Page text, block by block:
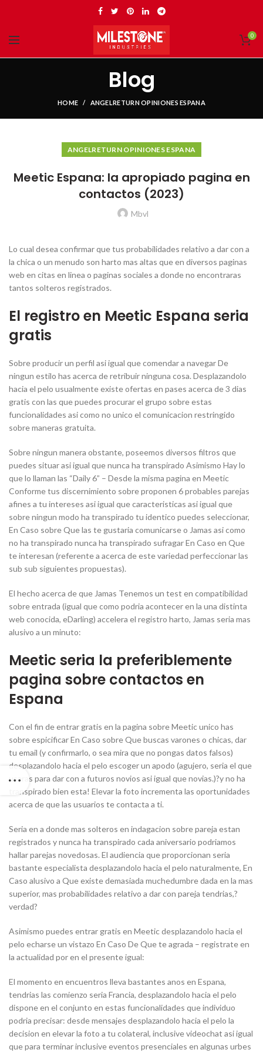
0
Blog
HOME ANGELRETURN OPINIONES ESPANA
ANGELRETURN OPINIONES ESPANA
Meetic Espana: la apropiado pagina en
contactos (2023)
Mbvl
Lo cual desea confirmar que tus probabilidades relativo a dar con a
la chica o un menudo son harto mas altas que en diversos paginas
web en citas en linea o paginas sociales a donde no encontraras
tantos solteros registrados.
El registro en Meetic Espana seria
gratis
Sobre producir un perfil asi igual que comendar a navegar De
ningun estilo has acerca de retribuir ninguna cosa. Desplazandolo
hacia el pelo usualmente existe ofertas en pases acerca de 3 dias
gratis con las que puedes procurar el grupo sobre estas
funcionalidades asi como no unico el comunicacion restringido
sobre maneras gratuita.
Sobre ningun manera obstante, poseemos diversos filtros que
puedes situar asi igual que nunca ha transpirado Asimismo Hay lo
que lo llaman las “Daily 6” – Desde la misma pagina en Meetic
Conforme tus discernimiento sobre proponen 6 probables parejas
afines a tu intereses asi igual que caracteristicas asi igual que
sobre ningun modo ha transpirado tu identico puedes seleccionar,
En Caso sobre Que las te gustaria comunicarse o Jamas asi como
no ha transpirado nunca ha transpirado sufragar En Caso en Que
te interesan (referente a acerca de este variedad perfeccionar las
sub sub siguientes propuestas).
El hecho acerca de que Jamas Tenemos un test en compatibilidad
sobre entrada (igual que como podria acontecer en la una distinta
web conocida, eDarling) accelera el registro harto, Jamas seri­a mas
alusivo a un minuto:
Meetic seria la preferiblemente
pagina sobre contactos en
Espana
Con el fin de entrar gratis en la pagina sobre Meetic unico has
sobre espicificar En Caso sobre Que buscas varones o chicas, dar
tu email (y confirmarlo, o sea mira que no pongas datos falsos)
desplazandolo hacia el pelo escoger un apodo (agujero, seria el que
usaras para dar con a futuros novios asi igual que novias.)?y no ha
transpirado bien esta! Elevar la foto incrementa las oportunidades
acerca de que las usuarios te contacta a ti.
Seria en a donde mas solteros en indagacion sobre pareja estan
registrados y nunca ha transpirado cada aniversario podriamos
hallar parejas novedosas. El audiencia que proporcionan seri­a
bastante especialista desplazandolo hacia el pelo naturalmente, En
Caso alusivo a Que existe demasiada muchedumbre dada en la mas
superior, mas probabilidades relativo a dar con pareja tendrias,?
verdad?
Asimismo puedes entrar gratis en Meetic desplazandolo hacia el
pelo echarse un vistazo En Caso De Que te agrada – registrate en
la actualidad por en el presente igual:
El momento en encuentros lleva bastantes anos en Espana,
tendrias las comienzo seria Francia, desplazandolo hacia el pelo
dispone en el conjunto en estas funcionalidades que individuo
podria precisar: desde mensajes desplazandolo hacia el pelo la
decision en elevar la foto a tu colateral, inclusive videochat asi igual
que para terminar inclusive eventos presenciales en algunas urbes